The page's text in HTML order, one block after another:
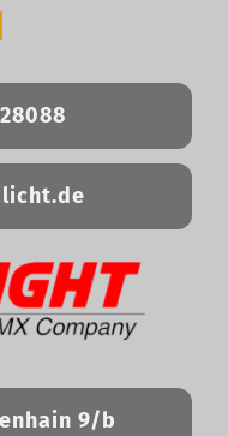
9/b